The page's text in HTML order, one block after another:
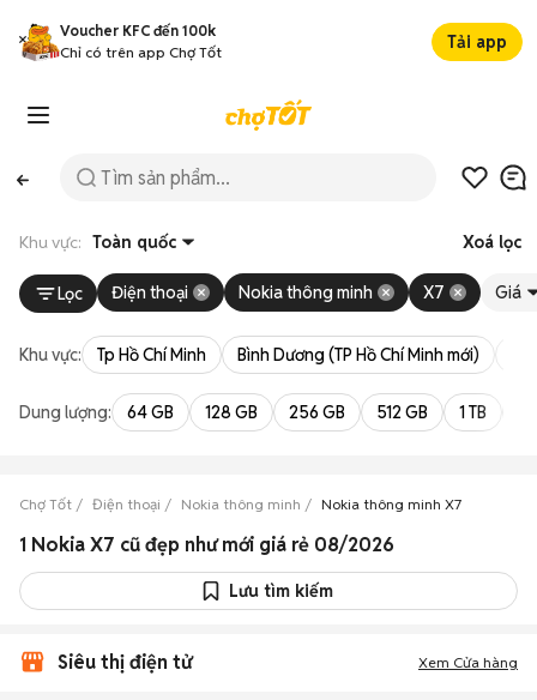
Voucher KFC đến 100k
Chỉ có trên app Chợ Tốt
Tải app
Khu vực: Toàn quốc Xoá lọc
Lọc Điện thoại Nokia thông minh X7 Giá
Khu vực: Tp Hồ Chí Minh Bình Dương (TP Hồ Chí Minh mới)
Dung lượng: 64 GB 128 GB 256 GB 512 GB 1 TB
Chợ Tốt Điện thoại Nokia thông minh Nokia thông minh X7
1 Nokia X7 cũ đẹp như mới giá rẻ 08/2026
Lưu tìm kiếm
Siêu thị điện tử Xem Cửa hàng